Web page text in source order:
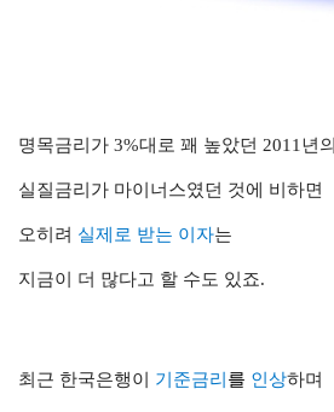
명목금리가 3%대로 꽤 높았던 2011년의
실질금리가 마이너스였던 것에 비하면
오히려 실제로 받는 이자는
지금이 더 많다고 할 수도 있죠.
최근 한국은행이 기준금리 를 인상하며